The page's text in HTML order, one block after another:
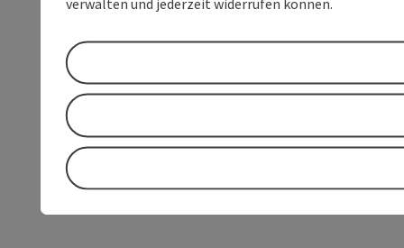
verwalten und jederzeit widerrufen können.